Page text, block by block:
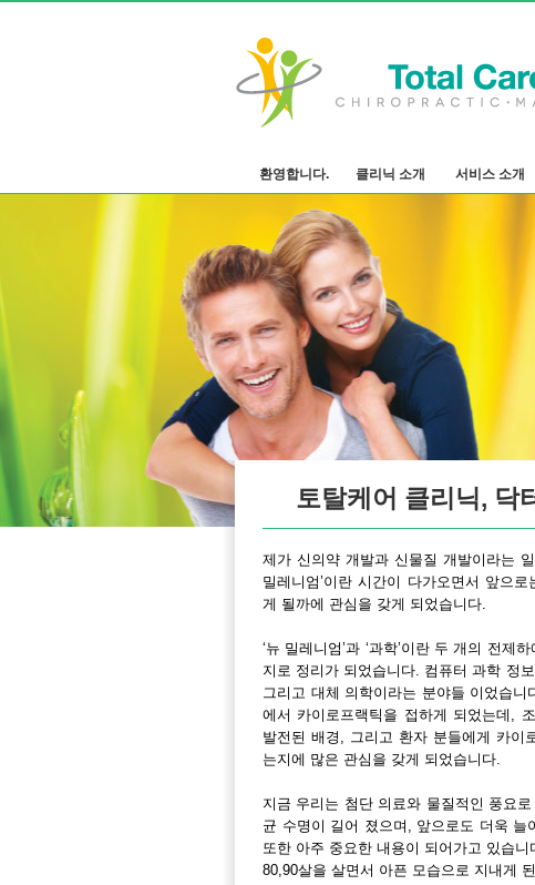
환영합니다. 클리닉 소개 서비스 소개
토탈케어 클리닉, 닥
제가 신의약 개발과 신물질 개발이라는
밀레니엄’이란 시간이 다가오면서 앞으
게 될까에 관심을 갖게 되었습니다.
‘뉴 밀레니엄’과 ‘과학’이란 두 개의 전제
지로 정리가 되었습니다. 컴퓨터 과학 정
그리고 대체 의학이라는 분야들 이었습
에서 카이로프랙틱을 접하게 되었는데,
발전된 배경, 그리고 환자 분들에게 카이
는지에 많은 관심을 갖게 되었습니다.
지금 우리는 첨단 의료와 물질적인 풍요
균 수명이 길어 졌으며, 앞으로도 더욱
또한 아주 중요한 내용이 되어가고 있습니
80,90살을 살면서 아픈 모습으로 지내게